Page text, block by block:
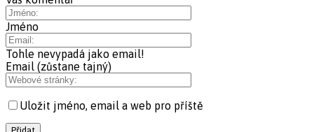
Jméno
Tohle nevypadá jako email!
Email (zůstane tajný)
Uložit jméno, email a web pro příště